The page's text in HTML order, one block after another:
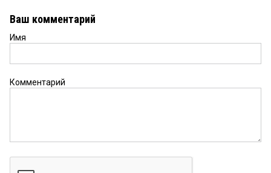
Ваш комментарий
Имя
Комментарий